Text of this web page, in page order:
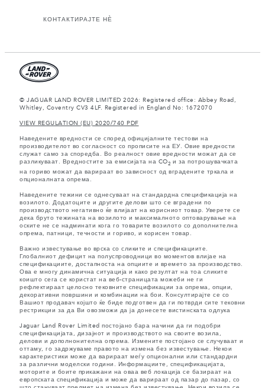
КОНТАКТИРАЈТЕ НЀ
© JAGUAR LAND ROVER LIMITED 2026: Registered office: Abbey Road,
Whitley, Coventry CV3 4LF. Registered in England No: 1672070
VIEW REGULATION (EU) 2020/740 PDF
Наведените вредности се според официјалните тестови на
производителот во согласност со прописите на ЕУ. Овие вредности
служат само за споредба. Во реалност овие вредности можат да се
разликуваат. Вредностите за емисијата на CO2 и за потрошувачката
на гориво можат да варираат во зависност од вградените тркала и
опционалната опрема.
Наведените тежини се однесуваат на стандардна спецификација на
возилото. Додатоците и другите делови што се вградени по
производството негативно ќе влијаат на корисниот товар. Уверете се
дека бруто тежината на возилото и максималното оптоварување на
оските не се надминати кога го товарите возилото со дополнителна
опрема, патници, течности и гориво, и корисен товар.
Важно известување во врска со сликите и спецификациите.
Глобалниот дефицит на полуспроводници во моментов влијае на
спецификациите, достапноста на опциите и времето за производство.
Ова е многу динамична ситуација и како резултат на тоа сликите
коишто сега се користат на веб-страницата можеби не ги
рефлектираат целосно тековните спецификации за опрема, опции,
декоративни површини и комбинации на бои. Консултирајте се со
Вашиот продавач којшто ќе биде подготвен да ги потврди сите тековни
рестрикции за да Ви овозможи да ја донесете вистинската одлука
Jaguar Land Rover Limited постојано бара начини да ги подобри
спецификацијата, дизајнот и производството на своите возила,
делови и дополнонителна опрема. Измените постојано се случуваат и
оттаму, го задржуваме правото на измена без известување. Некои
карактеристики може да варираат меѓу опционални или стандардни
за различни моделски години. Информациите, спецификацијата,
моторите и боите прикажани на оваа веб локација се базираат на
европската спецификација и може да варираат од пазар до пазар, со